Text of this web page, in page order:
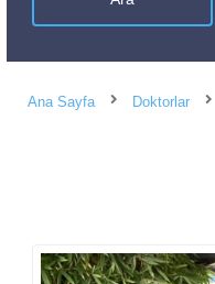
Ana Sayfa Doktorlar